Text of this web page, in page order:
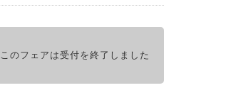
このフェアは受付を終了しました